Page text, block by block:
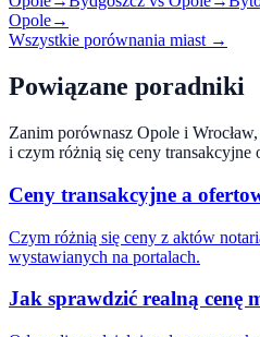
Opole→
Wszystkie porównania miast →
Powiązane poradniki
Zanim porównasz Opole i Wrocław
i czym różnią się ceny transakcyjne
Ceny transakcyjne a
Czym różnią się ceny z aktów
wystawianych na portalach.
Jak sprawdzić realną cenę